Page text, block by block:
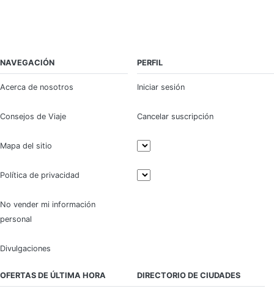
NAVEGACIÓN
Acerca de nosotros
Consejos de Viaje
Mapa del sitio
Política de privacidad
No vender mi información
personal
Divulgaciones
PERFIL
Iniciar sesión
Cancelar suscripción
OFERTAS DE ÚLTIMA HORA DIRECTORIO DE CIUDADES